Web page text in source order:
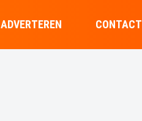
ADVERTEREN CONTACT